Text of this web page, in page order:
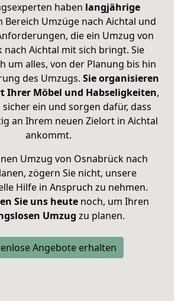
haben langjährige
Bereich Umzüge nach Aichtal und
die ein Umzug von
nach Aichtal mit sich bringt. Sie
um alles, von der Planung bis hin
des Umzugs. Sie organisieren
Ihrer Möbel und Habseligkeiten,
sicher ein und sorgen dafür, dass
an Ihrem neuen Zielort in Aichtal
ankommt.
Umzug von Osnabrück nach
zögern Sie nicht, unsere
Hilfe in Anspruch zu nehmen.
Sie uns heutenoch, um Ihren
Umzug zu planen.
Angebote erhalten